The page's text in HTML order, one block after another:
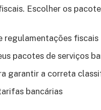
Escolher os
regulamentações fiscais
pacotes de serviços
garantir a correta
bancárias